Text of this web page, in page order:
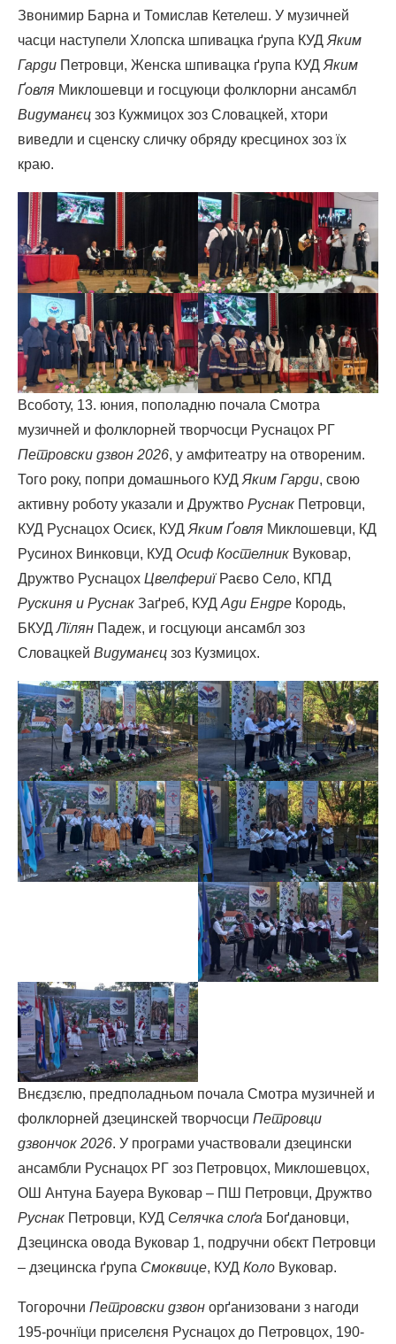
Звонимир Барна и Томислав Кетелеш. У музичней
часци наступели Хлопска шпивацка ґрупа КУДЯким
Гарди Петровци, Женска шпивацка ґрупа КУДЯким
Ґовля Миклошевци и госцуюци фолклорни ансамбл
Видуманєц зоз Кужмицох зоз Словацкей, хтори
виведли и сценску сличку обряду кресцинох зоз їх
краю.
Всоботу, 13. юния, пополадню почала Смотра
музичней и фолклорней творчосци Руснацох РГ
Петровски дзвон 2026, у амфитеатру на отвореним.
Того року, попри домашнього КУД Яким Гарди, свою
активну роботу указали и Дружтво Руснак Петровци,
КУД Руснацох Осиєк, КУД Яким Ґовля Миклошевци, КД
Русинох Винковци, КУД Осиф Костелник Вуковар,
Дружтво Руснацох ЦвелфериїРаєво Село, КПД
Рускиня и Руснак Заґреб, КУД Ади Ендре Кородь,
БКУДЛїлян Падеж, и госцуюци ансамбл зоз
Словацкей Видуманєц зоз Кузмицох.
Внєдзєлю, предполадньом почала Смотра музичней и
фолклорней дзецинскей творчосци Петровци
дзвончок 2026. У програми участвовали дзецински
ансамбли Руснацох РГ зоз Петровцох, Миклошевцох,
ОШ Антуна Бауера Вуковар – ПШ Петровци, Дружтво
Руснак Петровци, КУД Селячка слоґа Боґдановци,
Дзецинска овода Вуковар 1, подручни обєкт Петровци
– дзецинска ґрупа Смоквице, КУД Коло Вуковар.
Тогорочни Петровски дзвон орґанизовани з нагоди
195-рочнїци приселєня Руснацох до Петровцох, 190-